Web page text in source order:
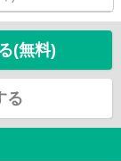
(無料)
る